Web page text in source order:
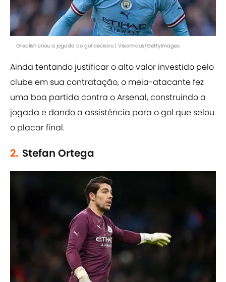
Grealish criou a jogada do gol decisivo | Visionhaus/GettyImages
Ainda tentando justificar o alto valor investido pelo
clube em sua contratação, o meia-atacante fez
uma boa partida contra o Arsenal, construindo a
jogada e dando a assistência para o gol que selou
o placar final.
2. Stefan Ortega